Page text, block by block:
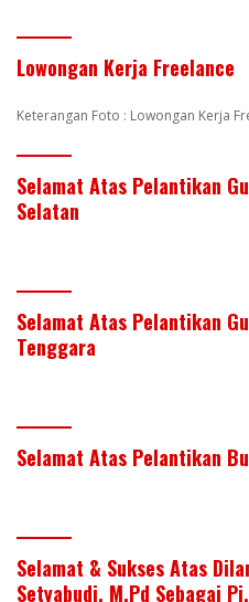
Lowongan Kerja Freelance
Keterangan Foto : Lowongan Kerja
Selamat Atas Pelantikan
Selatan
Selamat Atas Pelantikan
Tenggara
Selamat Atas Pelantikan
Selamat & Sukses Atas
Setyabudi, M.Pd Sebagai